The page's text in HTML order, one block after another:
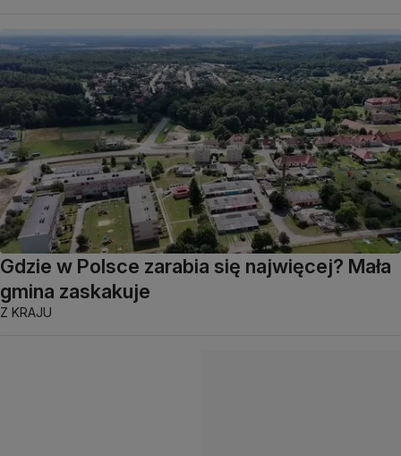
Gdzie w Polsce zarabia się najwięcej? Mała
gmina zaskakuje
Z KRAJU